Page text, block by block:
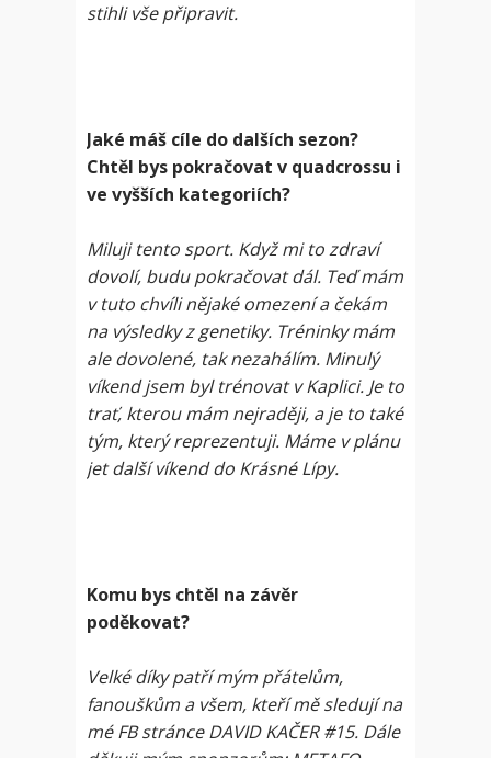
stihli vše připravit.
Jaké máš cíle do dalších sezon?
Chtěl bys pokračovat v quadcrossu i
ve vyšších kategoriích?
Miluji tento sport. Když mi to zdraví
dovolí, budu pokračovat dál. Teď mám
v tuto chvíli nějaké omezení a čekám
na výsledky z genetiky. Tréninky mám
ale dovolené, tak nezahálím. Minulý
víkend jsem byl trénovat v Kaplici. Je to
trať, kterou mám nejraději, a je to také
tým, který reprezentuji. Máme v plánu
jet další víkend do Krásné Lípy.
Komu bys chtěl na závěr
poděkovat?
Velké díky patří mým přátelům,
fanouškům a všem, kteří mě sledují na
mé FB stránce DAVID KAČER #15. Dále